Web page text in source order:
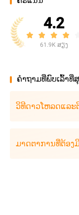
4.2
61.9K ສຽງ
ຄໍາຖາມທີ່ພົບເລົ້າທີ່
ວິທີດາວໂຫລດແລະ
ມາດຕາການທີ່ຕ້ອງ